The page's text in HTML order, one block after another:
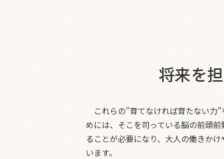
将来を
これらの”育てなければ育たない力
めには、そこを司っている脳の前頭
ることが必要になり、大人の働きか
います。